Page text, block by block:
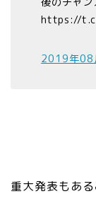
https://
2019年
重大発表もあ